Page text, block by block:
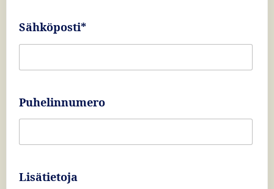
Sähköposti*
Puhelinnumero
Lisätietoja